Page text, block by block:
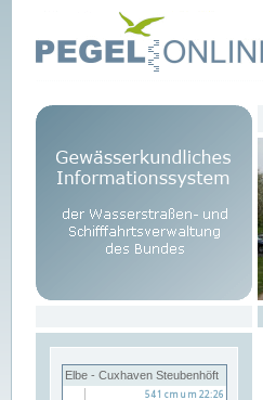
Elbe - Cuxhaven Steubenhöft